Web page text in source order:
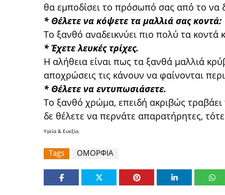
θα εμποδίσει το πρόσωπό σας από το να
* Θέλετε να κόψετε τα μαλλιά σας κοντά:
Το ξανθό αναδεικνύει πιο πολύ τα κοντά
* Έχετε λευκές τρίχες.
Η αλήθεια είναι πως τα ξανθά μαλλιά
αποχρώσεις τις κάνουν να φαίνονται
* Θέλετε να εντυπωσιάσετε.
Το ξανθό χρώμα, επειδή ακριβώς
δε θέλετε να περνάτε απαρατήρητες,
Υγεία & Ευεξία.
Tags ΟΜΟΡΦΙΑ